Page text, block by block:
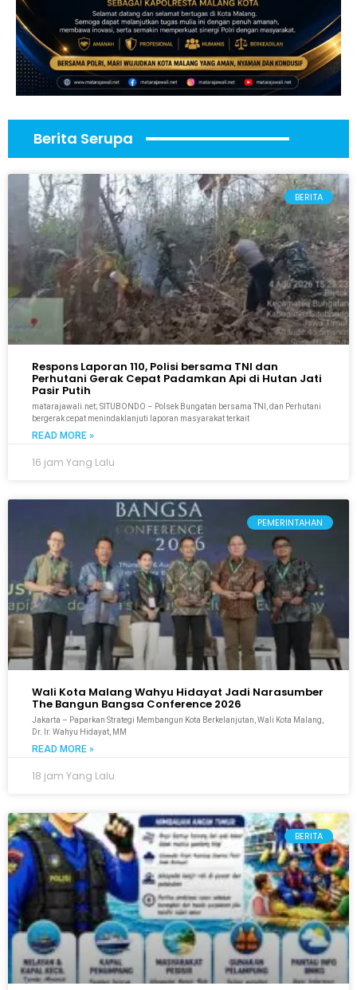
Berita Serupa
BERITA
Respons Laporan 110, Polisi bersama TNI dan
Perhutani Gerak Cepat Padamkan Api di Hutan Jati
Pasir Putih
matarajawali.net; SITUBONDO – Polsek Bungatan bersama TNI, dan Perhutani
bergerak cepat menindaklanjuti laporan masyarakat terkait
READ MORE »
16 jam Yang Lalu
PEMERINTAHAN
Wali Kota Malang Wahyu Hidayat Jadi Narasumber
The Bangun Bangsa Conference 2026
Jakarta – Paparkan Strategi Membangun Kota Berkelanjutan, Wali Kota Malang,
Dr. Ir. Wahyu Hidayat, MM
READ MORE »
18 jam Yang Lalu
BERITA